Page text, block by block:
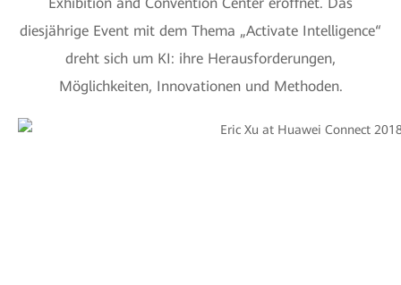
diesjährige Event mit dem Thema „Activate Intelligence“
dreht sich um KI: ihre Herausforderungen,
Möglichkeiten, Innovationen und Methoden.